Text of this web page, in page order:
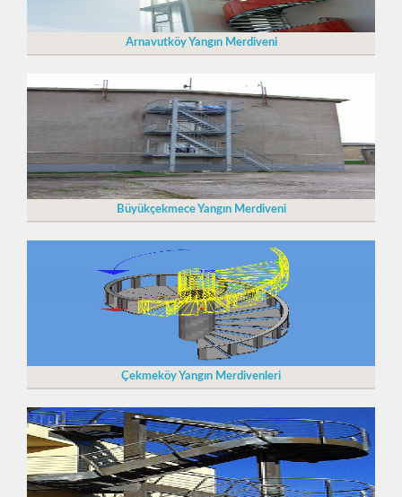
Arnavutköy Yangın Merdiveni
Büyükçekmece Yangın Merdiveni
Çekmeköy Yangın Merdivenleri